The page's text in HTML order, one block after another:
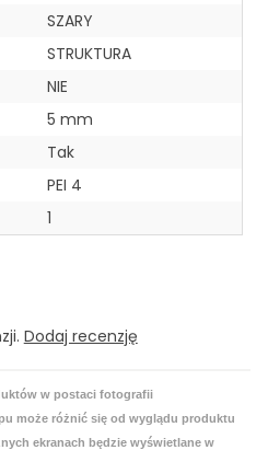
SZARY
STRUKTURA
NIE
5 mm
Tak
PEI 4
1
Dodaj recenzję
w postaci fotografii
może różnić się od wyglądu produktu
ekranach będzie wyświetlane w